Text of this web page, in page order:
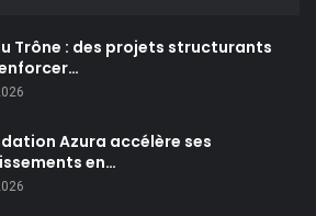
Trône : des projets structurants
Azura accélère ses
en…